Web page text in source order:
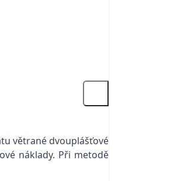
větrané dvouplášťové
náklady. Při metodě